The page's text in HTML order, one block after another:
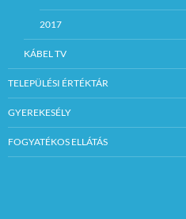
2017
KÁBEL TV
TELEPÜLÉSI ÉRTÉKTÁR
GYEREKESÉLY
FOGYATÉKOS ELLÁTÁS